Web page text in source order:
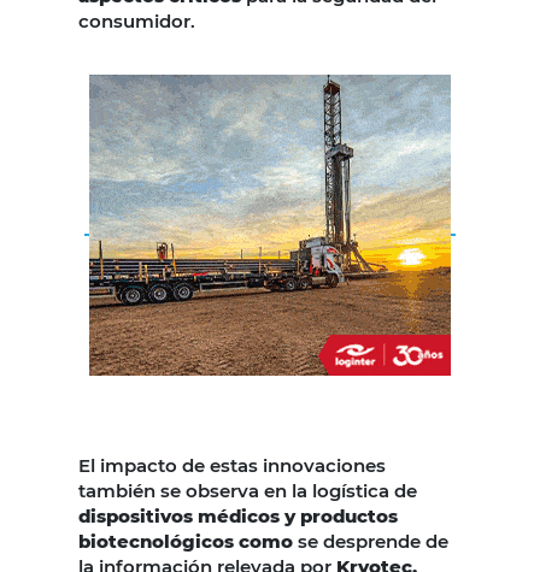
consumidor.
El impacto de estas innovaciones
también se observa en la logística de
dispositivos médicos y productos
biotecnológicos como se desprende de
la información relevada por Kryotec,